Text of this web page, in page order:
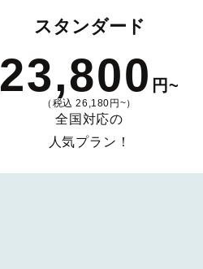
スタンダード
23,800 円~
（税込 26,180円~）
全国対応の
人気プラン！